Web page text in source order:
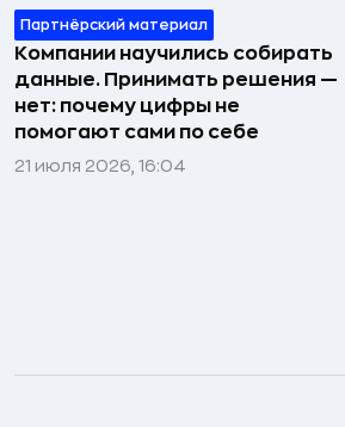
Партнёрский материал
Компании научились собирать
данные. Принимать решения —
нет: почему цифры не
помогают сами по себе
21 июля 2026, 16:04